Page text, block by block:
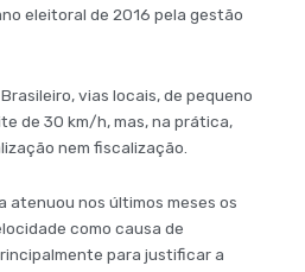
eleitoral de 2016 pela gestão
vias locais, de pequeno
de 30 km/h, mas, na prática,
nem fiscalização.
atenuou nos últimos meses os
como causa de
para justificar a